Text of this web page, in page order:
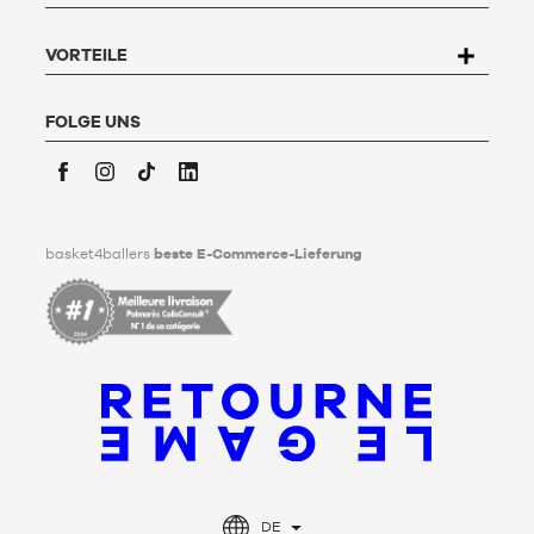
kann der Nutzer an Basket4Ballers, 104 rue de Hochfelden,
Kundenservice
klicken Sie
.
Lebzeiten Richtlinien für die Aufbewahrung, Löschung und
Weitergabe seiner personenbezogenen Daten nach seinem
Tod festlegen kann. Um mehr darüber zu erfahren,
bitte hier
DE
VORTEILE
FOLGE UNS
basket4ballers beste E-Commerce-Lieferung